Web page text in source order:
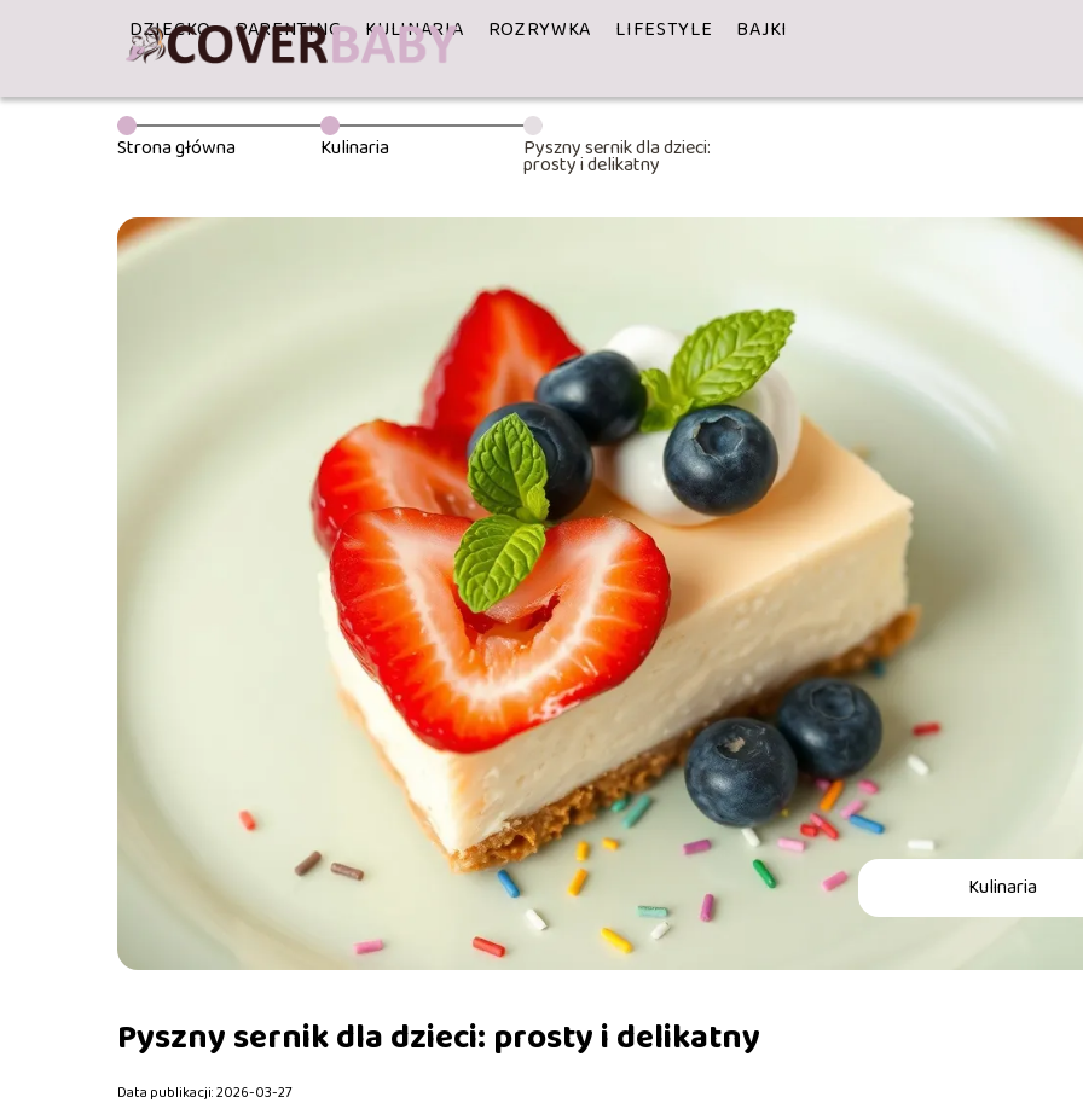
DZIECKO PARENTING KULINARIA ROZRYWKA LIFESTYLE BAJKI
Strona główna Kulinaria Pyszny sernik dla dzieci:
prosty i delikatny
Kulinaria
Pyszny sernik dla dzieci: prosty i delikatny
Data publikacji: 2026-03-27